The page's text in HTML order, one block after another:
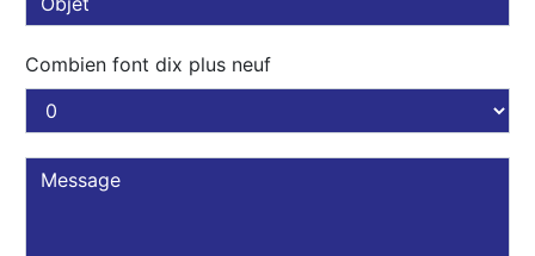
Combien font dix plus neuf